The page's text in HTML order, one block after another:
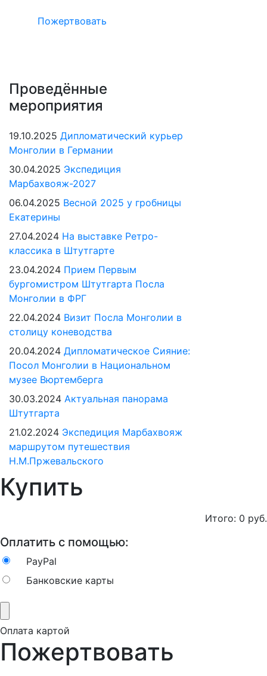
Пожертвовать
Проведённые
мероприятия
19.10.2025 Дипломатический курьер
Монголии в Германии
30.04.2025 Экспедиция
Марбахвояж-2027
06.04.2025 Весной 2025 у гробницы
Екатерины
27.04.2024 На выставке Ретро-
классика в Штутгарте
23.04.2024 Прием Первым
бургомистром Штутгарта Посла
Монголии в ФРГ
22.04.2024 Визит Посла Монголии в
столицу коневодства
20.04.2024 Дипломатическое Сияние:
Посол Монголии в Национальном
музее Вюртемберга
30.03.2024 Актуальная панорама
Штутгарта
21.02.2024 Экспедиция Марбахвояж
маршрутом путешествия
Н.М.Пржевальского
Купить
Итого: 0 руб.
Оплатить с помощью:
PayPal
Банковские карты
Оплата картой
Пожертвовать